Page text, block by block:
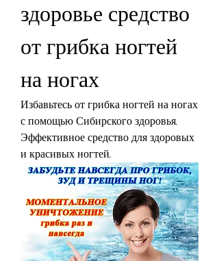
здоровье средство
от грибка ногтей
на ногах
Избавьтесь от грибка ногтей на ногах
с помощью Сибирского здоровья.
Эффективное средство для здоровых
и красивых ногтей.